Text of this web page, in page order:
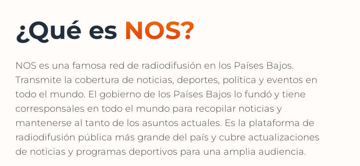
¿Qué es NOS?
NOS es una famosa red de radiodifusión en los Países Bajos.
Transmite la cobertura de noticias, deportes, política y eventos en
todo el mundo. El gobierno de los Países Bajos lo fundó y tiene
corresponsales en todo el mundo para recopilar noticias y
mantenerse al tanto de los asuntos actuales. Es la plataforma de
radiodifusión pública más grande del país y cubre actualizaciones
de noticias y programas deportivos para una amplia audiencia.